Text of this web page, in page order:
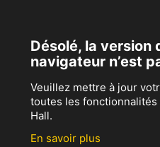
Désolé, la version
navigateur n’est
Veuillez mettre à jour
toutes les
Hall.
En savoir plus